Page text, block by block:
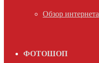
Обзор интернета
ФОТОШОП